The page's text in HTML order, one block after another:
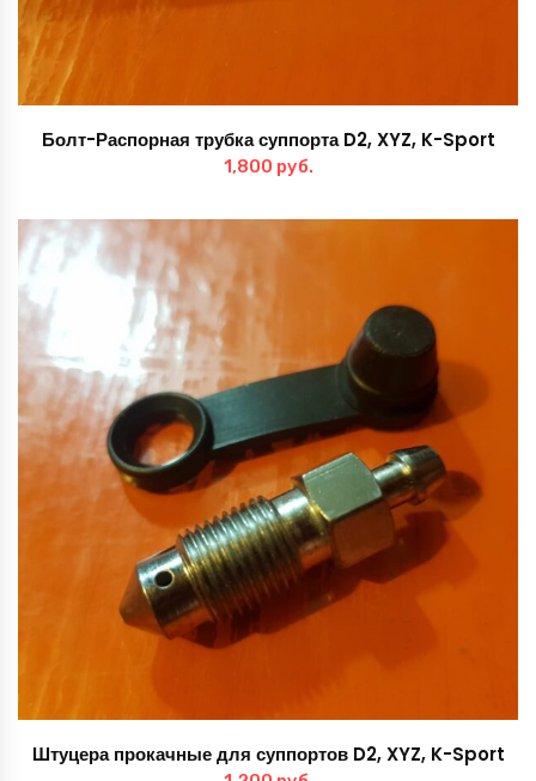
Болт-Распорная трубка суппорта D2, XYZ, K-Sport
1,800 руб.
Штуцера прокачные для суппортов D2, XYZ, K-Sport